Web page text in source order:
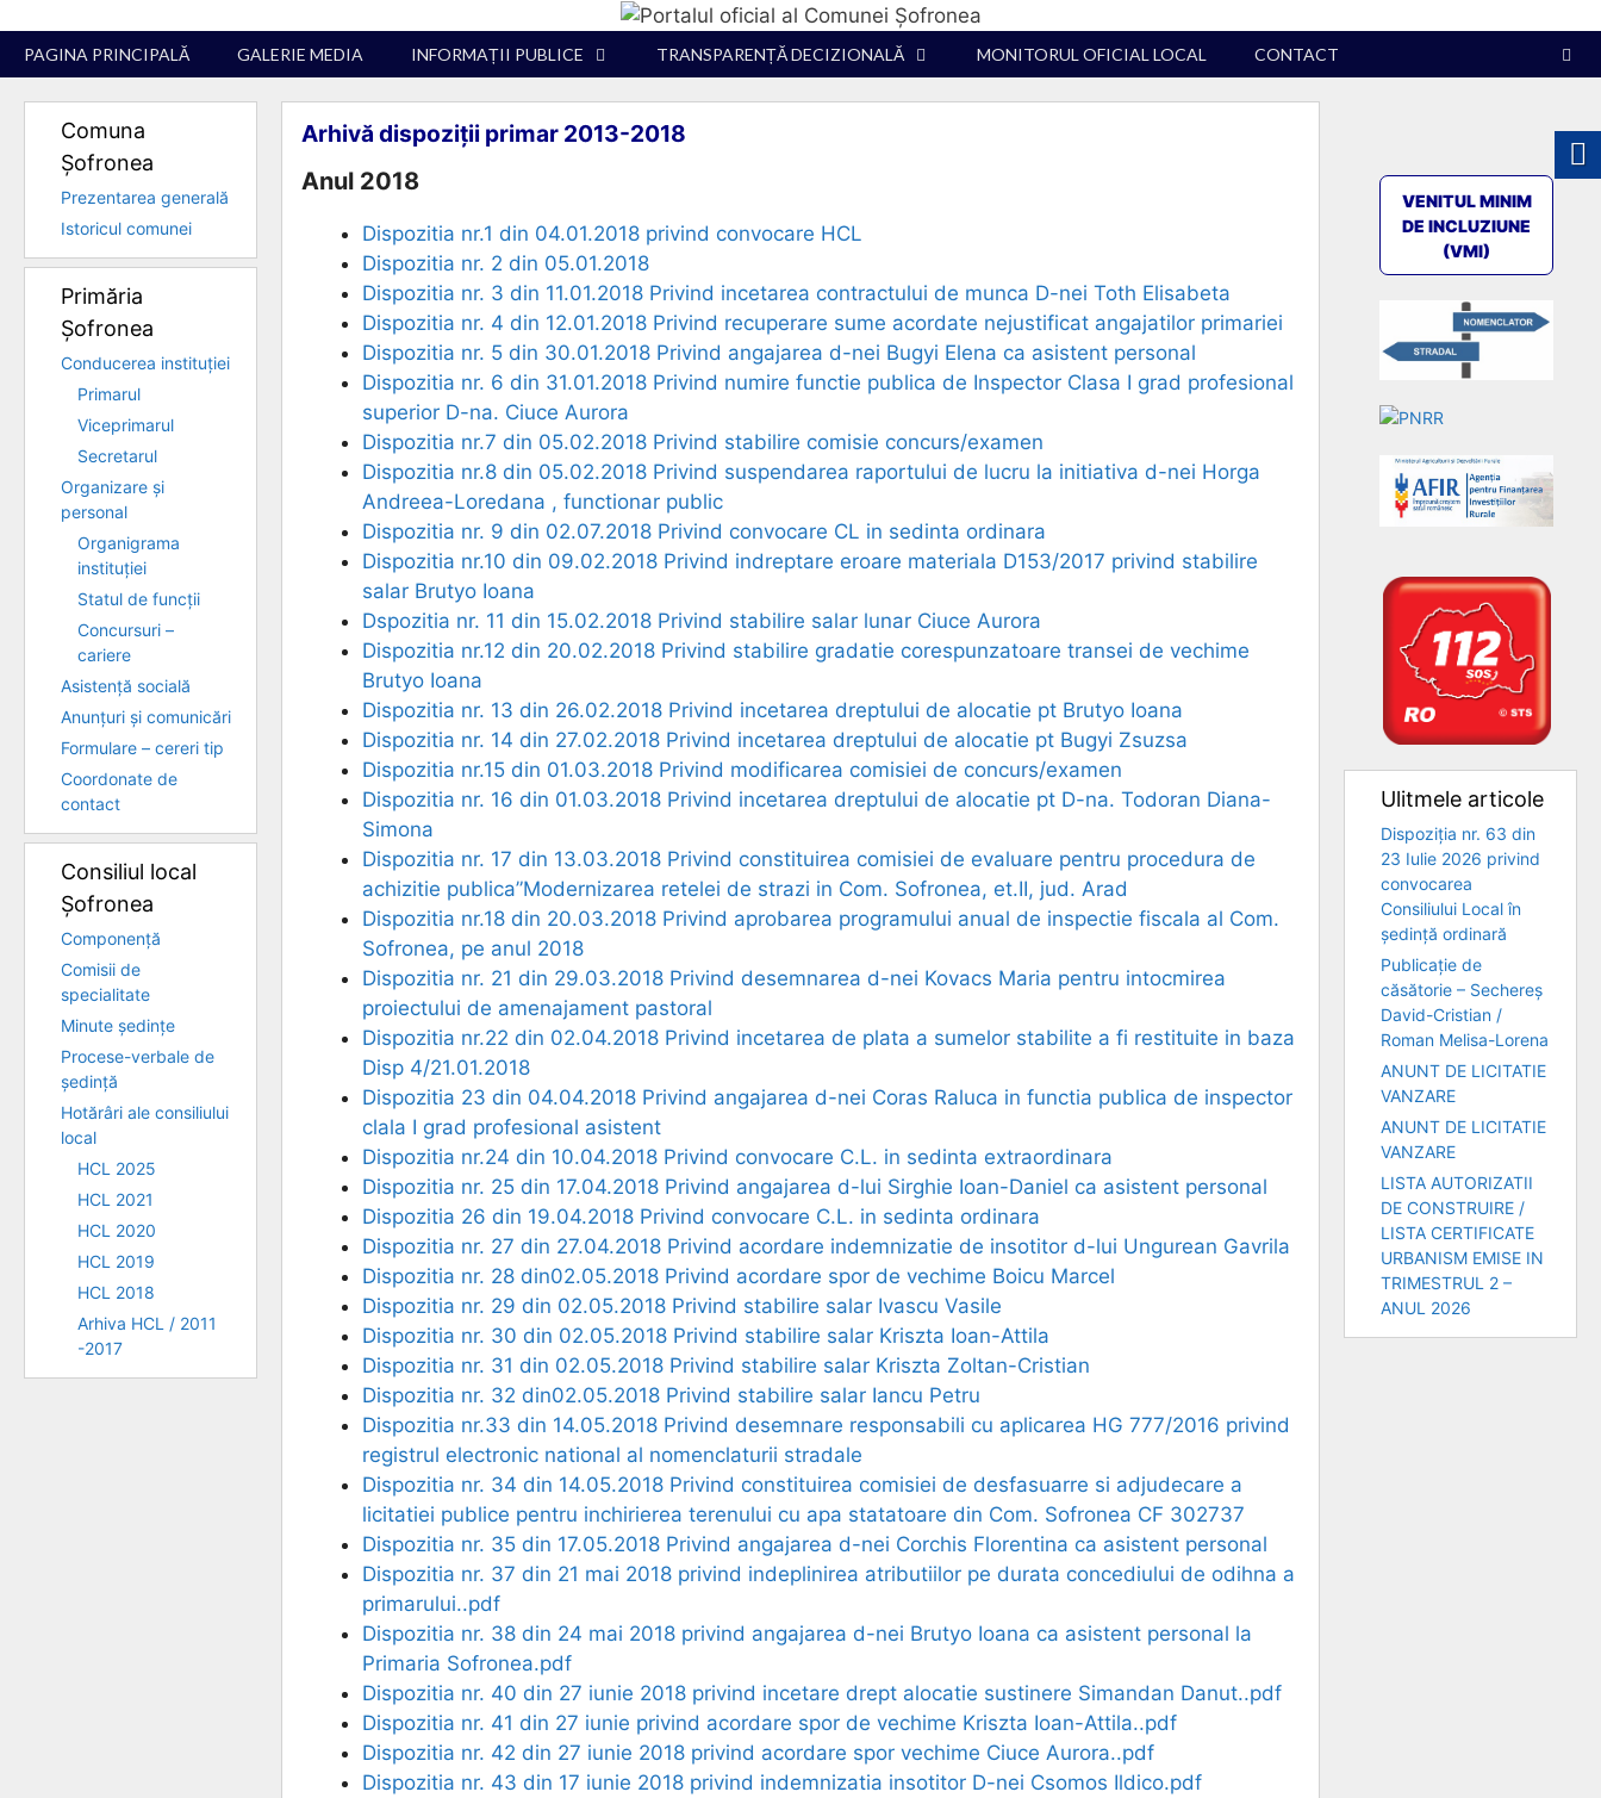
conținut
PAGINA PRINCIPALĂ GALERIE MEDIA INFORMAȚII PUBLICE TRANSPARENȚĂ DECIZIONALĂ MONITORUL OFICIAL LOCAL CONTACT
Arhivă dispoziții primar 2013-2018
Anul 2018
Dispozitia nr.1 din 04.01.2018 privind convocare HCL
Dispozitia nr. 2 din 05.01.2018
Dispozitia nr. 3 din 11.01.2018 Privind incetarea contractului de munca D-nei Toth Elisabeta
Dispozitia nr. 4 din 12.01.2018 Privind recuperare sume acordate nejustificat angajatilor primariei
Dispozitia nr. 5 din 30.01.2018 Privind angajarea d-nei Bugyi Elena ca asistent personal
Dispozitia nr. 6 din 31.01.2018 Privind numire functie publica de Inspector Clasa I grad profesional
superior D-na. Ciuce Aurora
Dispozitia nr.7 din 05.02.2018 Privind stabilire comisie concurs/examen
Dispozitia nr.8 din 05.02.2018 Privind suspendarea raportului de lucru la initiativa d-nei Horga
Andreea-Loredana , functionar public
Dispozitia nr. 9 din 02.07.2018 Privind convocare CL in sedinta ordinara
Dispozitia nr.10 din 09.02.2018 Privind indreptare eroare materiala D153/2017 privind stabilire
salar Brutyo Ioana
Dspozitia nr. 11 din 15.02.2018 Privind stabilire salar lunar Ciuce Aurora
Dispozitia nr.12 din 20.02.2018 Privind stabilire gradatie corespunzatoare transei de vechime
Brutyo Ioana
Dispozitia nr. 13 din 26.02.2018 Privind incetarea dreptului de alocatie pt Brutyo Ioana
Dispozitia nr. 14 din 27.02.2018 Privind incetarea dreptului de alocatie pt Bugyi Zsuzsa
Dispozitia nr.15 din 01.03.2018 Privind modificarea comisiei de concurs/examen
Dispozitia nr. 16 din 01.03.2018 Privind incetarea dreptului de alocatie pt D-na. Todoran Diana-
Simona
Dispozitia nr. 17 din 13.03.2018 Privind constituirea comisiei de evaluare pentru procedura de
achizitie publica”Modernizarea retelei de strazi in Com. Sofronea, et.II, jud. Arad
Dispozitia nr.18 din 20.03.2018 Privind aprobarea programului anual de inspectie fiscala al Com.
Sofronea, pe anul 2018
Dispozitia nr. 21 din 29.03.2018 Privind desemnarea d-nei Kovacs Maria pentru intocmirea
proiectului de amenajament pastoral
Dispozitia nr.22 din 02.04.2018 Privind incetarea de plata a sumelor stabilite a fi restituite in baza
Disp 4/21.01.2018
Dispozitia 23 din 04.04.2018 Privind angajarea d-nei Coras Raluca in functia publica de inspector
clala I grad profesional asistent
Dispozitia nr.24 din 10.04.2018 Privind convocare C.L. in sedinta extraordinara
Dispozitia nr. 25 din 17.04.2018 Privind angajarea d-lui Sirghie Ioan-Daniel ca asistent personal
Dispozitia 26 din 19.04.2018 Privind convocare C.L. in sedinta ordinara
Dispozitia nr. 27 din 27.04.2018 Privind acordare indemnizatie de insotitor d-lui Ungurean Gavrila
Dispozitia nr. 28 din02.05.2018 Privind acordare spor de vechime Boicu Marcel
Dispozitia nr. 29 din 02.05.2018 Privind stabilire salar Ivascu Vasile
Dispozitia nr. 30 din 02.05.2018 Privind stabilire salar Kriszta Ioan-Attila
Dispozitia nr. 31 din 02.05.2018 Privind stabilire salar Kriszta Zoltan-Cristian
Dispozitia nr. 32 din02.05.2018 Privind stabilire salar Iancu Petru
Dispozitia nr.33 din 14.05.2018 Privind desemnare responsabili cu aplicarea HG 777/2016 privind
registrul electronic national al nomenclaturii stradale
Dispozitia nr. 34 din 14.05.2018 Privind constituirea comisiei de desfasuarre si adjudecare a
licitatiei publice pentru inchirierea terenului cu apa statatoare din Com. Sofronea CF 302737
Dispozitia nr. 35 din 17.05.2018 Privind angajarea d-nei Corchis Florentina ca asistent personal
Dispozitia nr. 37 din 21 mai 2018 privind indeplinirea atributiilor pe durata concediului de odihna a
primarului..pdf
Dispozitia nr. 38 din 24 mai 2018 privind angajarea d-nei Brutyo Ioana ca asistent personal la
Primaria Sofronea.pdf
Dispozitia nr. 40 din 27 iunie 2018 privind incetare drept alocatie sustinere Simandan Danut..pdf
Dispozitia nr. 41 din 27 iunie privind acordare spor de vechime Kriszta Ioan-Attila..pdf
Dispozitia nr. 42 din 27 iunie 2018 privind acordare spor vechime Ciuce Aurora..pdf
Dispozitia nr. 43 din 17 iunie 2018 privind indemnizatia insotitor D-nei Csomos Ildico.pdf
Comuna
Șofronea
Prezentarea generală
Istoricul comunei
Primăria
Șofronea
Conducerea instituției
Primarul
Viceprimarul
Secretarul
Organizare și
personal
Organigrama
instituției
Statul de funcții
Concursuri –
cariere
Asistență socială
Anunțuri și comunicări
Formulare – cereri tip
Coordonate de
contact
Consiliul local
Șofronea
Componență
Comisii de
specialitate
Minute ședințe
Procese-verbale de
ședință
Hotărâri ale consiliului
local
HCL 2025
HCL 2021
HCL 2020
HCL 2019
HCL 2018
Arhiva HCL / 2011
-2017
VENITUL MINIM
DE INCLUZIUNE
(VMI)
Ulitmele articole
Dispoziția nr. 63 din
23 Iulie 2026 privind
convocarea
Consiliului Local în
ședință ordinară
Publicație de
căsătorie – Sechereș
David-Cristian /
Roman Melisa-Lorena
ANUNT DE LICITATIE
VANZARE
ANUNT DE LICITATIE
VANZARE
LISTA AUTORIZATII
DE CONSTRUIRE /
LISTA CERTIFICATE
URBANISM EMISE IN
TRIMESTRUL 2 –
ANUL 2026